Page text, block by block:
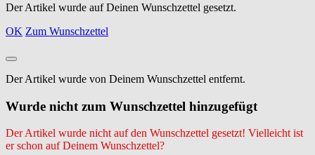
Der Artikel wurde auf Deinen Wunschzettel gesetzt.
OK Zum Wunschzettel
Der Artikel wurde von Deinem Wunschzettel entfernt.
Wurde nicht zum Wunschzettel hinzugefügt
Der Artikel wurde nicht auf den Wunschzettel gesetzt! Vielleicht ist
er schon auf Deinem Wunschzettel?